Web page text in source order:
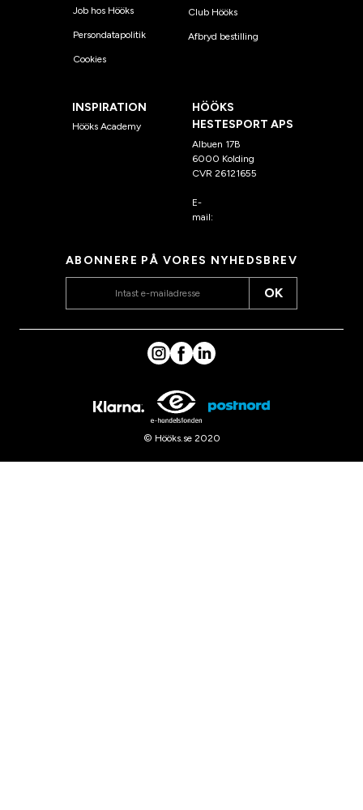
Job hos Hööks
Persondatapolitik
Cookies
Club Hööks
Afbryd bestilling
INSPIRATION
Hööks Academy
HÖÖKS
HESTESPORT APS
Albuen 17B
6000 Kolding
CVR 26121655
E-
mail:
ABONNERE PÅ VORES NYHEDSBREV
OK
© Hööks.se 2020